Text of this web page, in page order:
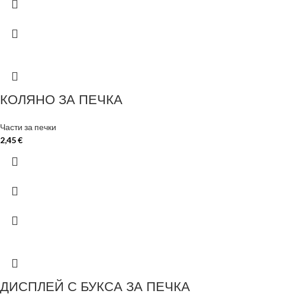
КОЛЯНО ЗА ПЕЧКА
Части за печки
2,45€
ДИСПЛЕЙ С БУКСА ЗА ПЕЧКА